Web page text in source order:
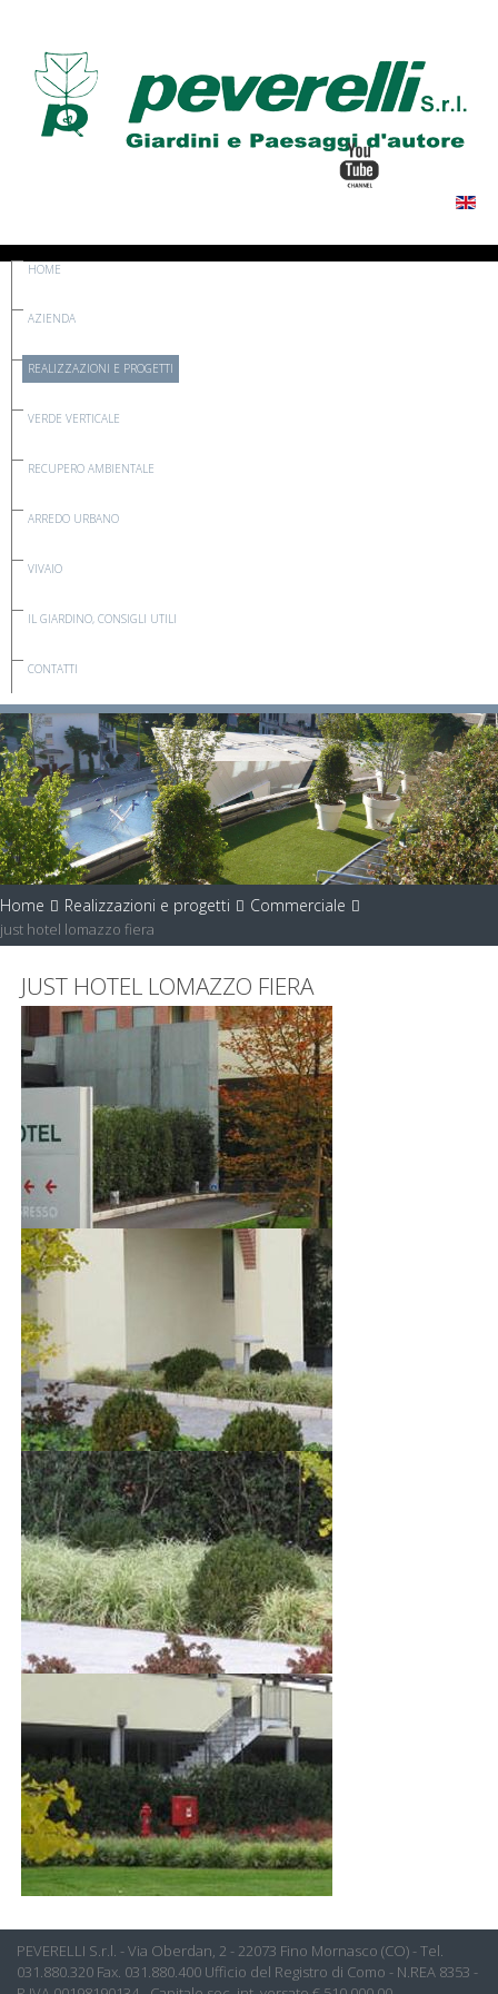
HOME
AZIENDA
REALIZZAZIONI E PROGETTI
VERDE VERTICALE
RECUPERO AMBIENTALE
ARREDO URBANO
VIVAIO
IL GIARDINO, CONSIGLI UTILI
CONTATTI
Home Realizzazioni e progetti Commerciale
just hotel lomazzo fiera
JUST HOTEL LOMAZZO FIERA
PEVERELLI S.r.l. - Via Oberdan, 2 - 22073 Fino Mornasco (CO) - Tel.
031.880.320 Fax. 031.880.400 Ufficio del Registro di Como - N.REA 8353 -